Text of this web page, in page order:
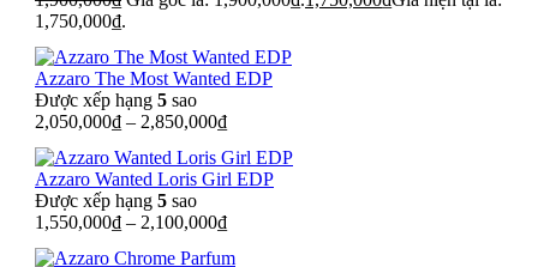
1,750,000₫.
Azzaro The Most Wanted EDP
Được xếp hạng 5 sao
2,050,000₫ – 2,850,000₫
Azzaro Wanted Loris Girl EDP
Được xếp hạng 5 sao
1,550,000₫ – 2,100,000₫